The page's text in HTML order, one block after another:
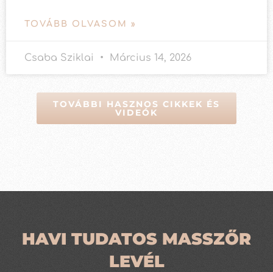
TOVÁBB OLVASOM »
Csaba Sziklai Március 14, 2026
TOVÁBBI HASZNOS CIKKEK ÉS
VIDEÓK
HAVI TUDATOS MASSZŐR
LEVÉL